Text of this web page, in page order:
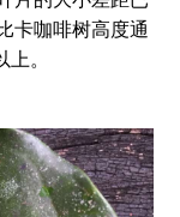
卡咖啡树高度通
。